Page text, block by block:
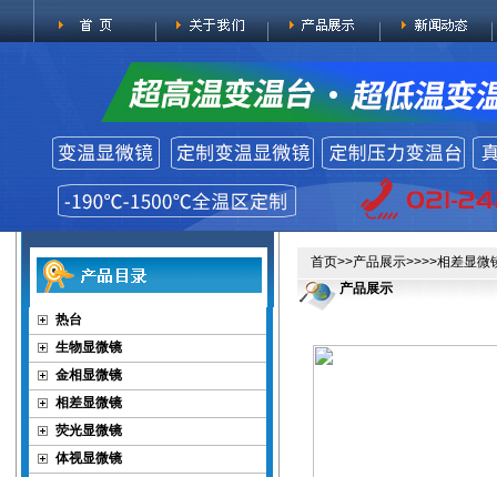
热台
生物显微镜
金相显微镜
相差显微镜
荧光显微镜
体视显微镜
首页>>产品展示>>>>相差显微
产品展示